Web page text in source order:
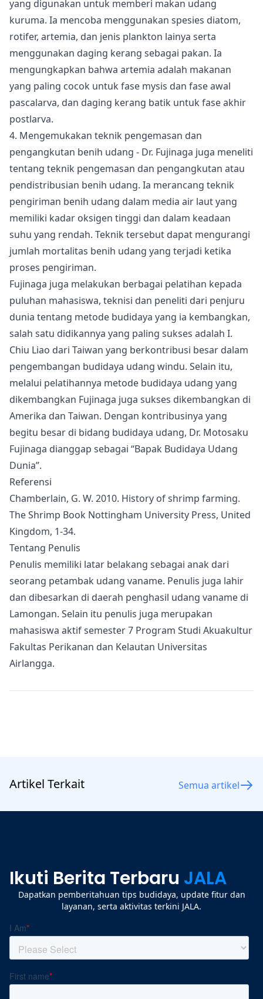
yang digunakan untuk memberi makan udang
kuruma. Ia mencoba menggunakan spesies diatom,
rotifer, artemia, dan jenis plankton lainya serta
menggunakan daging kerang sebagai pakan. Ia
mengungkapkan bahwa artemia adalah makanan
yang paling cocok untuk fase mysis dan fase awal
pascalarva, dan daging kerang batik untuk fase akhir
postlarva.
4. Mengemukakan teknik pengemasan dan
pengangkutan benih udang - Dr. Fujinaga juga meneliti
tentang teknik pengemasan dan pengangkutan atau
pendistribusian benih udang. Ia merancang teknik
pengiriman benih udang dalam media air laut yang
memiliki kadar oksigen tinggi dan dalam keadaan
suhu yang rendah. Teknik tersebut dapat mengurangi
jumlah mortalitas benih udang yang terjadi ketika
proses pengiriman.
Fujinaga juga melakukan berbagai pelatihan kepada
puluhan mahasiswa, teknisi dan peneliti dari penjuru
dunia tentang metode budidaya yang ia kembangkan,
salah satu didikannya yang paling sukses adalah I.
Chiu Liao dari Taiwan yang berkontribusi besar dalam
pengembangan budidaya udang windu. Selain itu,
melalui pelatihannya metode budidaya udang yang
dikembangkan Fujinaga juga sukses dikembangkan di
Amerika dan Taiwan. Dengan kontribusinya yang
begitu besar di bidang budidaya udang, Dr. Motosaku
Fujinaga dianggap sebagai “Bapak Budidaya Udang
Dunia”.
Referensi
Chamberlain, G. W. 2010. History of shrimp farming.
The Shrimp Book Nottingham University Press, United
Kingdom, 1-34.
Tentang Penulis
Penulis memiliki latar belakang sebagai anak dari
seorang petambak udang vaname. Penulis juga lahir
dan dibesarkan di daerah penghasil udang vaname di
Lamongan. Selain itu penulis juga merupakan
mahasiswa aktif semester 7 Program Studi Akuakultur
Fakultas Perikanan dan Kelautan Universitas
Airlangga.
Artikel Terkait Semua artikel
Ikuti Berita Terbaru JALA
Dapatkan pemberitahuan tips budidaya, update fitur dan
layanan, serta aktivitas terkini JALA.